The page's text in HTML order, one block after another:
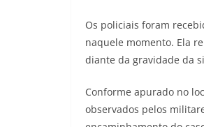
Os policiais foram
naquele momento. Ela
diante da gravidade da
Conforme apurado no
observados pelos